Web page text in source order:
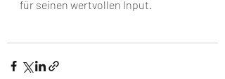
für seinen wertvollen Input.